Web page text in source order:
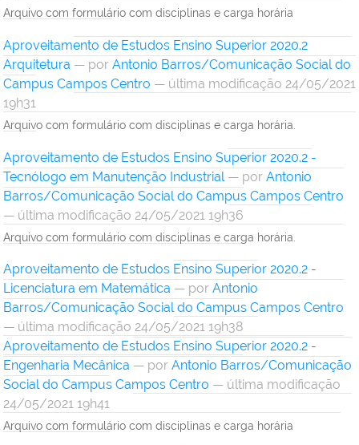
Arquivo com formulário com disciplinas e carga horária
Aproveitamento de Estudos Ensino Superior 2020.2
Arquitetura — por Antonio Barros/Comunicação Social do
Campus Campos Centro — última modificação 24/05/2021
19h31
Arquivo com formulário com disciplinas e carga horária.
Aproveitamento de Estudos Ensino Superior 2020.2 -
Tecnólogo em Manutenção Industrial — por Antonio
Barros/Comunicação Social do Campus Campos Centro
— última modificação 24/05/2021 19h36
Arquivo com formulário com disciplinas e carga horária.
Aproveitamento de Estudos Ensino Superior 2020.2 -
Licenciatura em Matemática — por Antonio
Barros/Comunicação Social do Campus Campos Centro
— última modificação 24/05/2021 19h38
Aproveitamento de Estudos Ensino Superior 2020.2 -
Engenharia Mecânica — por Antonio Barros/Comunicação
Social do Campus Campos Centro — última modificação
24/05/2021 19h41
Arquivo com formulário com disciplinas e carga horária